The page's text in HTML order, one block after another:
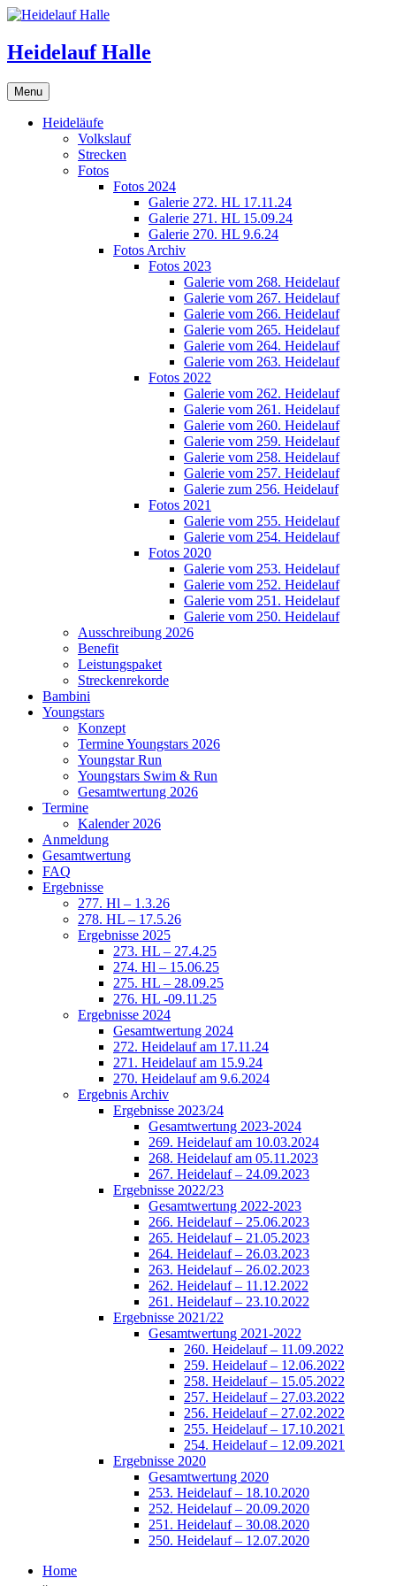
Skip
content
Heidelauf Halle
Menu
Heideläufe
Volkslauf
Strecken
Fotos
Fotos 2024
Galerie 272. HL 17.11.24
Galerie 271. HL 15.09.24
Galerie 270. HL 9.6.24
Fotos Archiv
Fotos 2023
Galerie vom 268. Heidelauf
Galerie vom 267. Heidelauf
Galerie vom 266. Heidelauf
Galerie vom 265. Heidelauf
Galerie vom 264. Heidelauf
Galerie vom 263. Heidelauf
Fotos 2022
Galerie vom 262. Heidelauf
Galerie vom 261. Heidelauf
Galerie vom 260. Heidelauf
Galerie vom 259. Heidelauf
Galerie vom 258. Heidelauf
Galerie vom 257. Heidelauf
Galerie zum 256. Heidelauf
Fotos 2021
Galerie vom 255. Heidelauf
Galerie vom 254. Heidelauf
Fotos 2020
Galerie vom 253. Heidelauf
Galerie vom 252. Heidelauf
Galerie vom 251. Heidelauf
Galerie vom 250. Heidelauf
Ausschreibung 2026
Benefit
Leistungspaket
Streckenrekorde
Bambini
Youngstars
Konzept
Termine Youngstars 2026
Youngstar Run
Youngstars Swim & Run
Gesamtwertung 2026
Termine
Kalender 2026
Anmeldung
Gesamtwertung
FAQ
Ergebnisse
277. Hl – 1.3.26
278. HL – 17.5.26
Ergebnisse 2025
273. HL – 27.4.25
274. Hl – 15.06.25
275. HL – 28.09.25
276. HL -09.11.25
Ergebnisse 2024
Gesamtwertung 2024
272. Heidelauf am 17.11.24
271. Heidelauf am 15.9.24
270. Heidelauf am 9.6.2024
Ergebnis Archiv
Ergebnisse 2023/24
Gesamtwertung 2023-2024
269. Heidelauf am 10.03.2024
268. Heidelauf am 05.11.2023
267. Heidelauf – 24.09.2023
Ergebnisse 2022/23
Gesamtwertung 2022-2023
266. Heidelauf – 25.06.2023
265. Heidelauf – 21.05.2023
264. Heidelauf – 26.03.2023
263. Heidelauf – 26.02.2023
262. Heidelauf – 11.12.2022
261. Heidelauf – 23.10.2022
Ergebnisse 2021/22
Gesamtwertung 2021-2022
260. Heidelauf – 11.09.2022
259. Heidelauf – 12.06.2022
258. Heidelauf – 15.05.2022
257. Heidelauf – 27.03.2022
256. Heidelauf – 27.02.2022
255. Heidelauf – 17.10.2021
254. Heidelauf – 12.09.2021
Ergebnisse 2020
Gesamtwertung 2020
253. Heidelauf – 18.10.2020
252. Heidelauf – 20.09.2020
251. Heidelauf – 30.08.2020
250. Heidelauf – 12.07.2020
Home